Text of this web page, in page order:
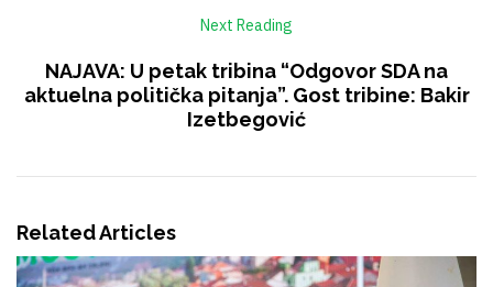
Next Reading
NAJAVA: U petak tribina “Odgovor SDA na
aktuelna politička pitanja”. Gost tribine: Bakir
Izetbegović
Related Articles